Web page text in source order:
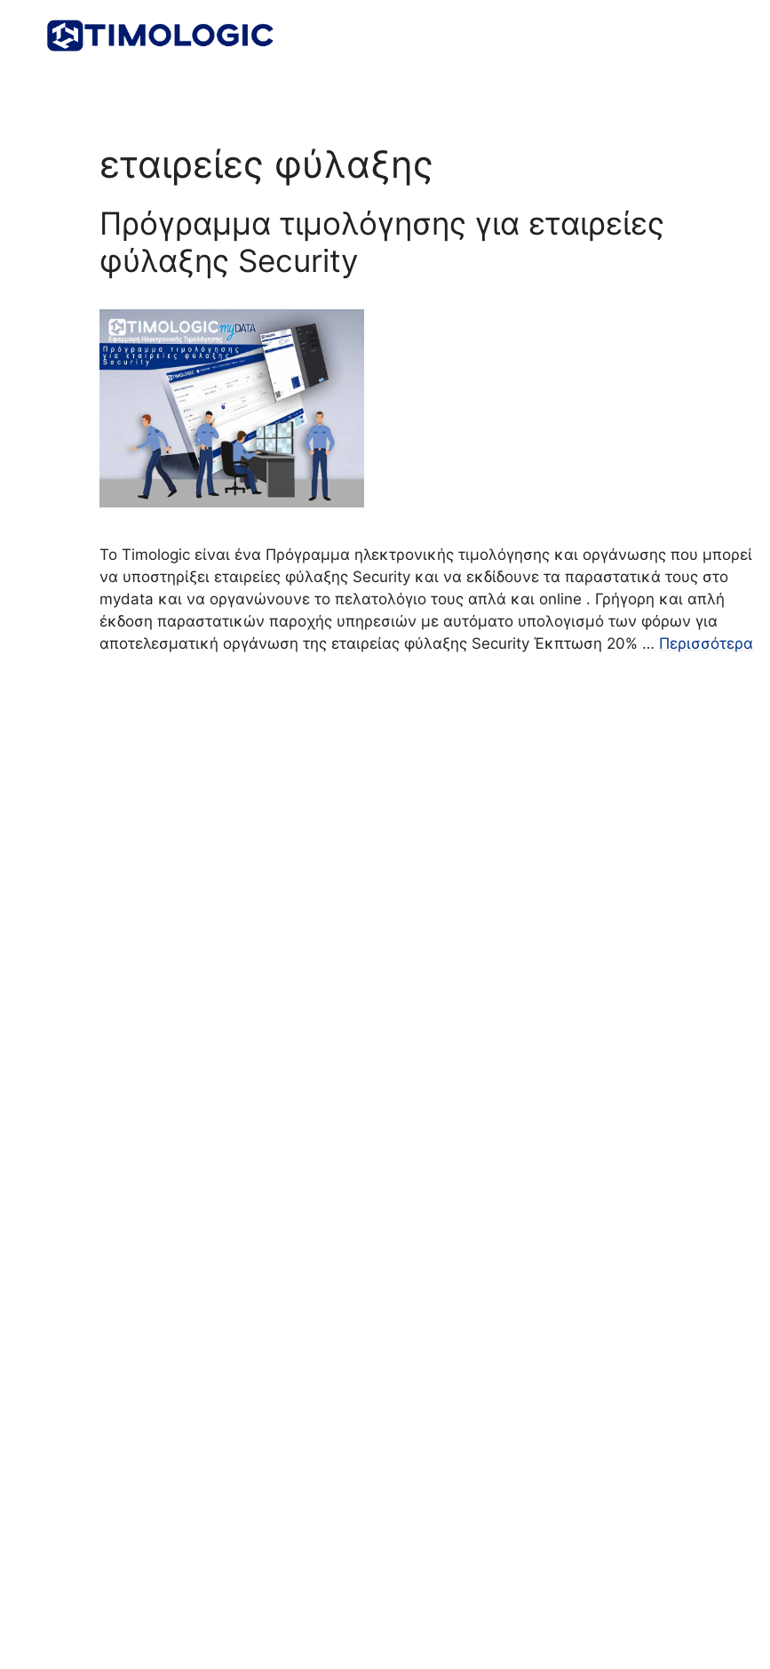
περιεχόμενο
εταιρείες φύλαξης
Πρόγραμμα τιμολόγησης για εταιρείες
φύλαξης Security
Το Timologic είναι ένα Πρόγραμμα ηλεκτρονικής τιμολόγησης και οργάνωσης που μπορεί
να υποστηρίξει εταιρείες φύλαξης Security και να εκδίδουνε τα παραστατικά τους στο
mydata και να οργανώνουνε το πελατολόγιο τους απλά και online . Γρήγορη και απλή
έκδοση παραστατικών παροχής υπηρεσιών με αυτόματο υπολογισμό των φόρων για
αποτελεσματική οργάνωση της εταιρείας φύλαξης Security Έκπτωση 20% … Περισσότερα